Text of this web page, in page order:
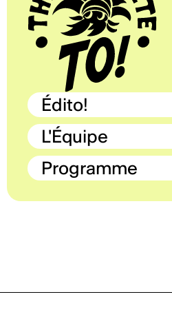
Édito!
L'Équipe
Programme